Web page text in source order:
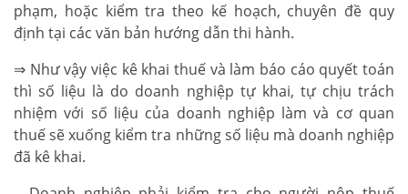
phạm, hoặc kiểm tra theo kế hoạch, chuyên đề quy
định tại các văn bản hướng dẫn thi hành.
⇒ Như vậy việc kê khai thuế và làm báo cáo quyết toán
thì số liệu là do doanh nghiệp tự khai, tự chịu trách
nhiệm với số liệu của doanh nghiệp làm và cơ quan
thuế sẽ xuống kiểm tra những số liệu mà doanh nghiệp
đã kê khai.